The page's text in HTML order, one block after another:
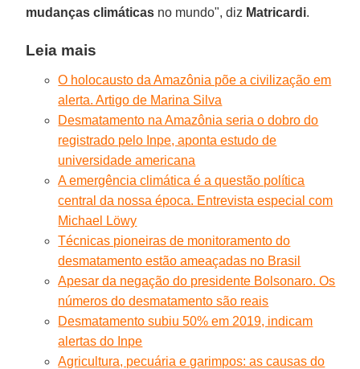
mudanças climáticas no mundo", diz Matricardi.
Leia mais
O holocausto da Amazônia põe a civilização em
alerta. Artigo de Marina Silva
Desmatamento na Amazônia seria o dobro do
registrado pelo Inpe, aponta estudo de
universidade americana
A emergência climática é a questão política
central da nossa época. Entrevista especial com
Michael Löwy
Técnicas pioneiras de monitoramento do
desmatamento estão ameaçadas no Brasil
Apesar da negação do presidente Bolsonaro. Os
números do desmatamento são reais
Desmatamento subiu 50% em 2019, indicam
alertas do Inpe
Agricultura, pecuária e garimpos: as causas do